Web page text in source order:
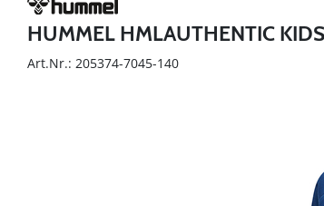
HUMMEL HMLAUTHENTIC
Art.Nr.: 205374-7045-140